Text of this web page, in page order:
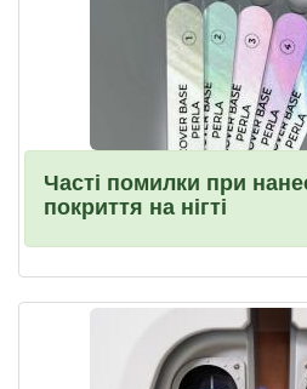
Часті помилки при
покриття на нігті